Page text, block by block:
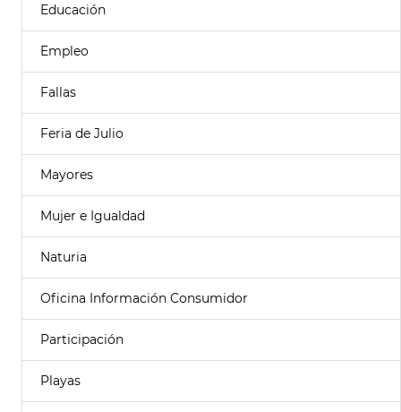
Educación
Empleo
Fallas
Feria de Julio
Mayores
Mujer e Igualdad
Naturia
Oficina Información Consumidor
Participación
Playas